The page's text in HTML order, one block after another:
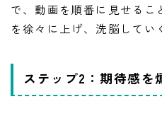
で、動画を順番に見せる
を徐々に上げ、洗脳してい
ステップ2：期待感を